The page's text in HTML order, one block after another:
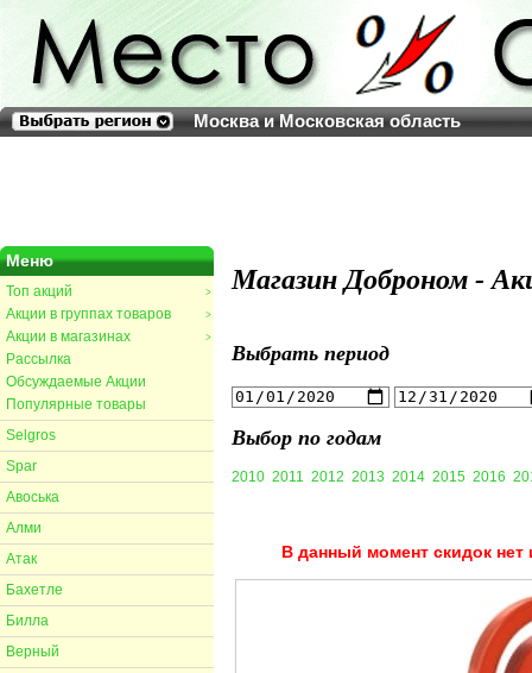
Москва и Московская область
Меню
>
Топ акций
>
Акции в группах товаров
>
Акции в магазинах
Рассылка
Обсуждаемые Акции
Популярные товары
Selgros
Spar
Авоська
Алми
Атак
Бахетле
Билла
Верный
Магазин Доброном -
Выбрать период
Выбор по годам
2010 2011 2012 2013 2014 2015 2016
В данный момент скидок нет